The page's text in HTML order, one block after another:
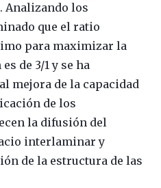
Analizando los
que el ratio
para maximizar la
de 3/1 y se ha
mejora de la capacidad
de los
la difusión del
interlaminar y
de la estructura de las